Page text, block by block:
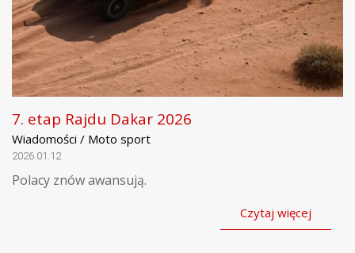
7. etap Rajdu Dakar 2026
Wiadomości / Moto sport
2026.01.12
Polacy znów awansują.
Czytaj więcej